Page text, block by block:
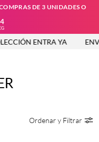
DE 3 UNIDADES O
ENTRA YA ENVÍO
Ordenar y Filtrar